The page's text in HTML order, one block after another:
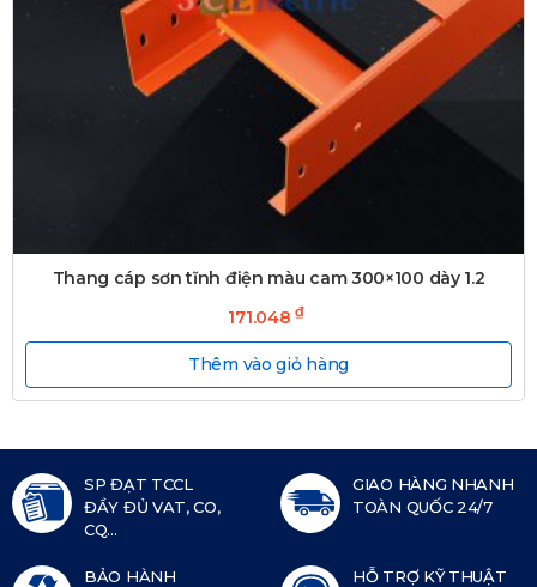
Thang cáp sơn tĩnh điện màu cam 300×100 dày 1.2
171.048₫
Thêm vào giỏ hàng
SP ĐẠT TCCL
ĐẦY ĐỦ VAT, CO,
CQ...
GIAO HÀNG NHANH
TOÀN QUỐC 24/7
BẢO HÀNH
HỖ TRỢ KỸ THUẬT